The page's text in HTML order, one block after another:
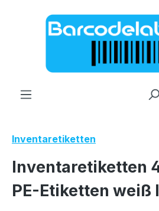
Zum Hauptinhalt springen
Inventaretiketten
Inventaretiketten
PE-Etiketten weiß